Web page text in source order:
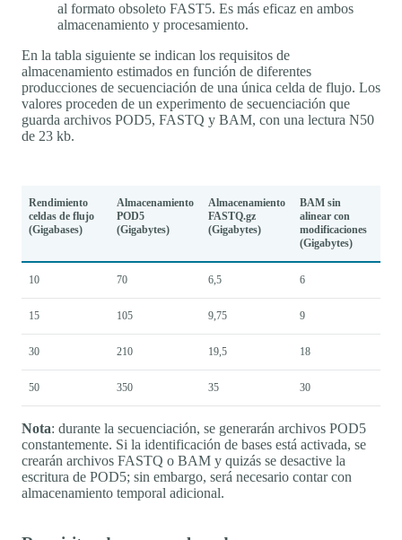
al formato obsoleto FAST5. Es más eficaz en ambos
almacenamiento y procesamiento.
En la tabla siguiente se indican los requisitos de
almacenamiento estimados en función de diferentes
producciones de secuenciación de una única celda de flujo. Los
valores proceden de un experimento de secuenciación que
guarda archivos POD5, FASTQ y BAM, con una lectura N50
de 23 kb.
Rendimiento
celdas de flujo
(Gigabases)
Almacenamiento
POD5
(Gigabytes)
Almacenamiento
FASTQ.gz
(Gigabytes)
BAM sin
alinear con
modificaciones
(Gigabytes)
10 70 6,5 6
15 105 9,75 9
30 210 19,5 18
50 350 35 30
Nota: durante la secuenciación, se generarán archivos POD5
constantemente. Si la identificación de bases está activada, se
crearán archivos FASTQ o BAM y quizás se desactive la
escritura de POD5; sin embargo, será necesario contar con
almacenamiento temporal adicional.